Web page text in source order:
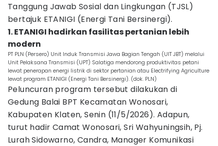
Tanggung Jawab Sosial dan Lingkungan (TJSL)
bertajuk ETANIGI (Energi Tani Bersinergi).
1. ETANIGI hadirkan fasilitas pertanian lebih
modern
PT PLN (Persero) Unit Induk Transmisi Jawa Bagian Tengah (UIT JBT) melalui
Unit Pelaksana Transmisi (UPT) Salatiga mendorong produktivitas petani
lewat penerapan energi listrik di sektor pertanian atau Electrifying Agriculture
lewat program ETANIGI (Energi Tani Bersinergi). (dok. PLN)
Peluncuran program tersebut dilakukan di
Gedung Balai BPT Kecamatan Wonosari,
Kabupaten Klaten, Senin (11/5/2026). Adapun,
turut hadir Camat Wonosari, Sri Wahyuningsih, Pj.
Lurah Sidowarno, Candra, Manager Komunikasi